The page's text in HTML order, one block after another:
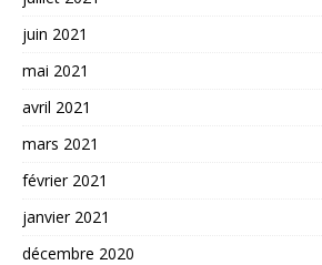
juin 2021
mai 2021
avril 2021
mars 2021
février 2021
janvier 2021
décembre 2020